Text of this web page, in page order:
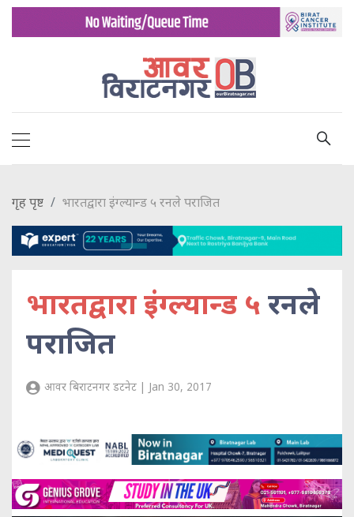
गृह पृष्ट भारतद्वारा इंग्ल्यान्ड ५ रनले पराजित
भारतद्वारा इंग्ल्यान्ड ५ रनले
पराजित
आवर बिराटनगर डटनेट | Jan 30, 2017